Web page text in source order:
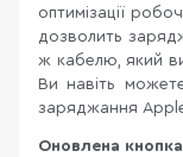
оптимізації
дозволить
ж кабелю, який
Ви навіть
заряджання
Оновлена